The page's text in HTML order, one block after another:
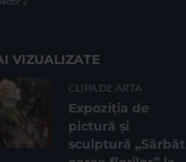
VIZUALIZATE
CLIPA DE ARTA
Expoziția de
pictură și
sculptură „Sărbăt